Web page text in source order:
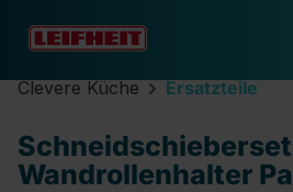
Zum Hauptinhalt springen
Clevere Küche Ersatzteile
Schneidschieberset
Wandrollenhalter